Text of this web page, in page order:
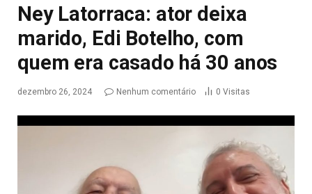
Ney Latorraca: ator deixa
marido, Edi Botelho, com
quem era casado há 30 anos
dezembro 26, 2024 Nenhum comentário 0 Visitas